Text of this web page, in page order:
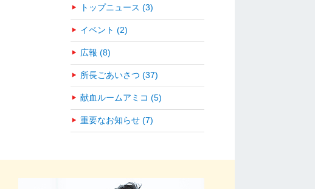
トップニュース (3)
イベント (2)
広報 (8)
所長ごあいさつ (37)
献血ルームアミコ (5)
重要なお知らせ (7)